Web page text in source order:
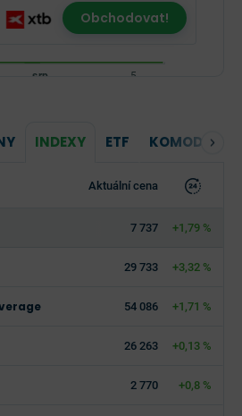
Obchodovat!
INDEXY ETF KOMODITY
Aktuální cena
7 737 +1,79 %
29 733 +3,32 %
54 086 +1,71 %
26 263 +0,13 %
2 770 +0,8 %